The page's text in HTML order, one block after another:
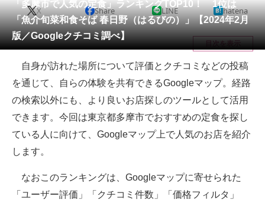
メディア
注目記事を集めた総合ページ
ITの今と未来を見通す
スマホと通信の最新トレンド
進化するPCとデバイスの未来
好きが集まる 比べて選べる
ビジネスと働き方のヒント
「多摩市で人気の定食」ランキングTOP10！ 1位は
「魚介旬菜和食そば 春日野（はるびの）」【2024年2月
版／Googleクチコミ調べ】
X Share LINE hatena
目次を表示
自身が訪れた場所について評価とクチコミなどの投稿
を通じて、自らの体験を共有できるGoogleマップ。経路
の検索以外にも、より良いお店探しのツールとして活用
できます。今回は東京都多摩市でおすすめの定食を探し
ている人に向けて、Googleマップ上で人気のお店を紹介
します。
なおこのランキングは、Googleマップに寄せられた
「ユーザー評価」「クチコミ件数」「価格フィルタ」